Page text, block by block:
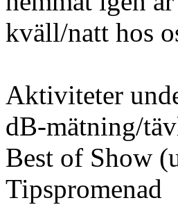
kväll/natt hos
Aktiviteter
dB-mätning/
Best of Show
Tipspromenad